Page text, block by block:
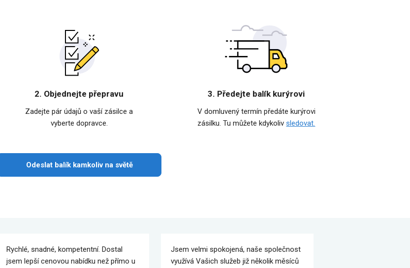
2. Objednejte přepravu
Zadejte pár údajů o vaší zásilce a
vyberte dopravce.
3. Předejte balík kurýrovi
V domluvený termín předáte kurýrovi
zásilku. Tu můžete kdykolivsledovat.
Odeslat balík kamkoliv na světě
Rychlé, snadné, kompetentní. Dostal
jsem lepší cenovou nabídku než přímo u
Jsem velmi spokojená, naše společnost
využívá Vašich služeb již několik měsíců